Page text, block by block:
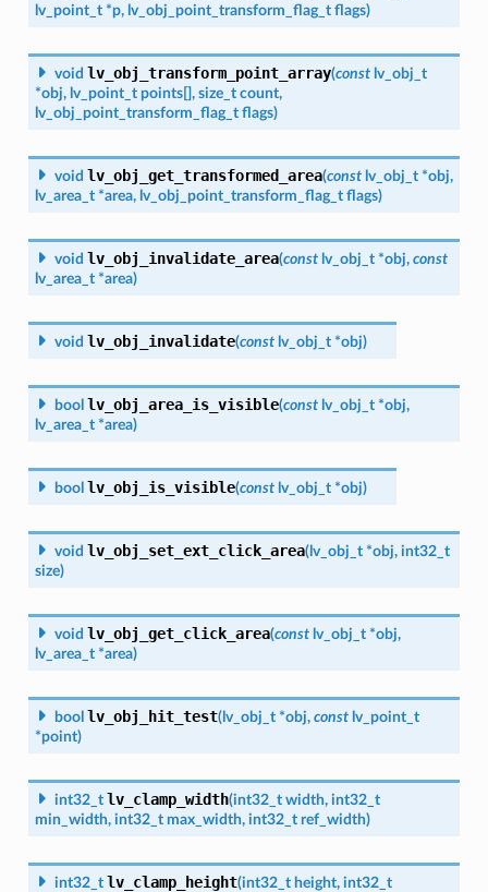
lv_point_t *p, lv_obj_point_transform_flag_t flags)
void lv_obj_transform_point_array(const lv_obj_t
*obj, lv_point_t points[], size_t count,
lv_obj_point_transform_flag_t flags)
void lv_obj_get_transformed_area(const lv_obj_t *obj,
lv_area_t *area, lv_obj_point_transform_flag_t flags)
void lv_obj_invalidate_area(const lv_obj_t *obj, const
lv_area_t *area)
void lv_obj_invalidate(const lv_obj_t *obj)
bool lv_obj_area_is_visible(const lv_obj_t *obj,
lv_area_t *area)
bool lv_obj_is_visible(const lv_obj_t *obj)
void lv_obj_set_ext_click_area(lv_obj_t *obj, int32_t
size)
void lv_obj_get_click_area(const lv_obj_t *obj,
lv_area_t *area)
bool lv_obj_hit_test(lv_obj_t *obj, const lv_point_t
*point)
int32_t lv_clamp_width(int32_t width, int32_t
min_width, int32_t max_width, int32_t ref_width)
int32_t lv_clamp_height(int32_t height, int32_t